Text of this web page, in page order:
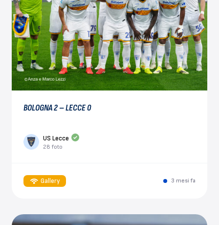
BOLOGNA 2 – LECCE 0
US Lecce
28 foto
Gallery 3 mesi fa